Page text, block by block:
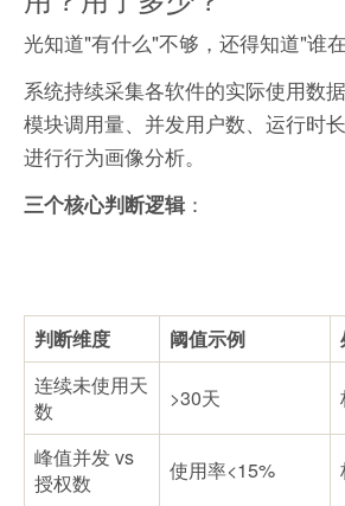
光知道"有什么"不够，还得知道"谁在
系统持续采集各软件的实际使用数
模块调用量、并发用户数、运行
进行行为画像分析。
三个核心判断逻辑：
判断维度 阈值示例
连续未使用天
数
>30天
峰值并发 vs
授权数
使用率<15%